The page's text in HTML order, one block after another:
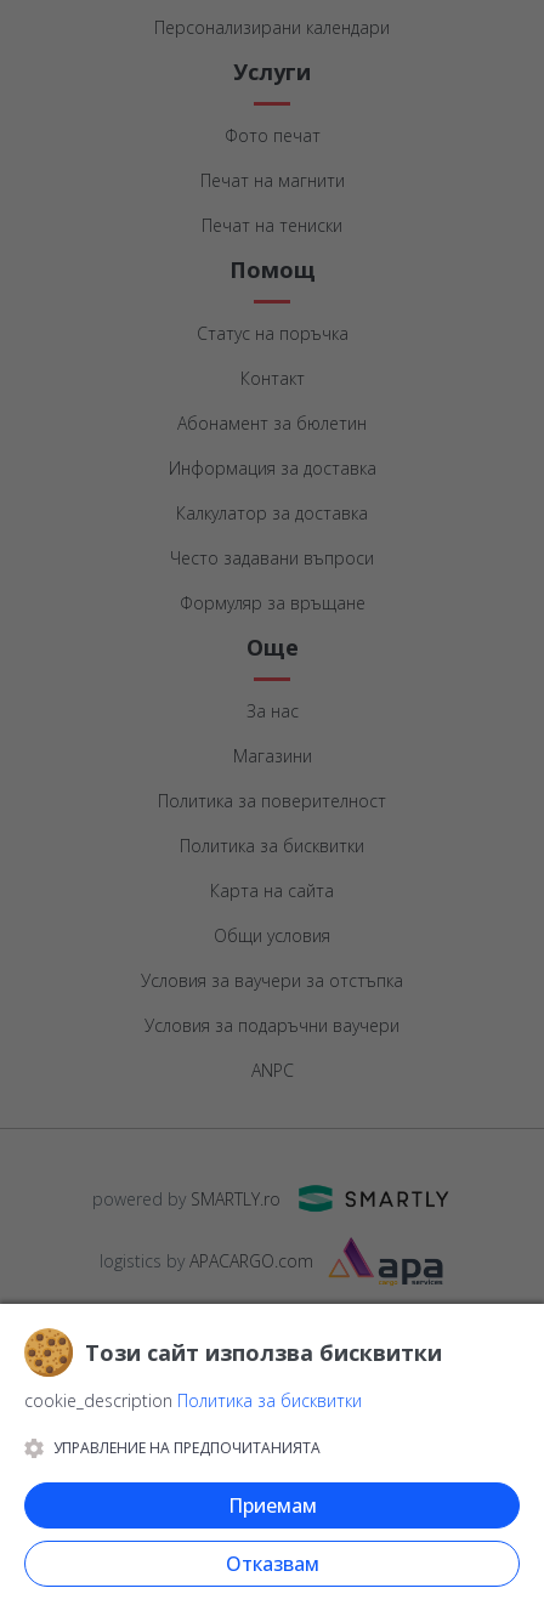
Бързо плащане чрез
Персонализирани календари
Услуги
Фото печат
Печат на магнити
Печат на тениски
Помощ
Статус на поръчка
Контакт
Абонамент за бюлетин
Информация за доставка
Калкулатор за доставка
Често задавани въпроси
Формуляр за връщане
Още
За нас
Магазини
Политика за поверителност
Политика за бисквитки
Карта на сайта
Общи условия
Условия за ваучери за отстъпка
Условия за подаръчни ваучери
ANPC
powered by SMARTLY.ro
logistics by APACARGO.com
© 2016-2026
12, parter,Sector 1, cod postal012178,email:
contact@stargift.bg
www.stargift.bg
STARGIFT SRL
Този сайт използва бисквитки
cookie_description Политика за бисквитки
УПРАВЛЕНИЕ НА ПРЕДПОЧИТАНИЯТА
Приемам
Отказвам